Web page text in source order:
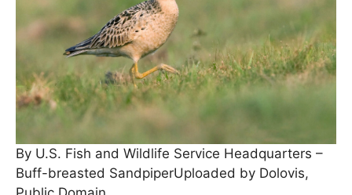
By U.S. Fish and Wildlife Service Headquarters –
Buff-breasted SandpiperUploaded by Dolovis,